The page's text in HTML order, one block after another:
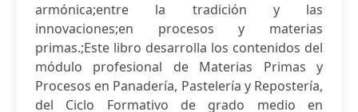
armónica;entre la tradición y las
innovaciones;en procesos y materias
primas.;Este libro desarrolla los contenidos del
módulo profesional de Materias Primas y
Procesos en Panadería, Pastelería y Repostería,
del Ciclo Formativo de grado medio en